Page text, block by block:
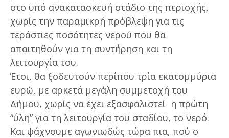
στο υπό ανακατασκευή στάδιο της περιοχής,
χωρίς την παραμικρή πρόβλεψη για τις
τεράστιες ποσότητες νερού που θα
απαιτηθούν για τη συντήρηση και τη
λειτουργία του.
Έτσι, θα ξοδευτούν περίπου τρία εκατομμύρια
ευρώ, με αρκετά μεγάλη συμμετοχή του
Δήμου, χωρίς να έχει εξασφαλιστεί η πρώτη
“ύλη” για τη λειτουργία του σταδίου, το νερό.
Και ψάχνουμε αγωνιωδώς τώρα πια, πού ο